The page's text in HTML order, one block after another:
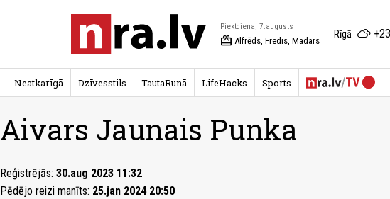
Piektdiena, 7.augusts
redeem Alfrēds, Fredis, Madars
Rīgā
Neatkarīgā Dzīvesstils TautaRunā LifeHacks Sports
Aivars Jaunais Punka
Reģistrējās: 30.aug 2023 11:32
Pēdējo reizi manīts: 25.jan 2024 20:50